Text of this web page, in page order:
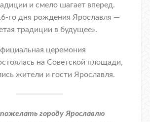
и смело шагает вперед.
го дня рождения Ярославля —
традиции в будущее».
церемония
на Советской площади,
жители и гости Ярославля.
городу Ярославлю